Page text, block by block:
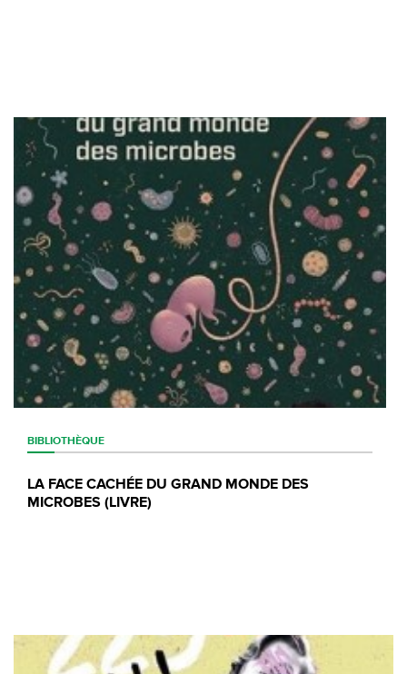
BIBLIOTHÈQUE
LA FACE CACHÉE DU GRAND MONDE DES
MICROBES (LIVRE)